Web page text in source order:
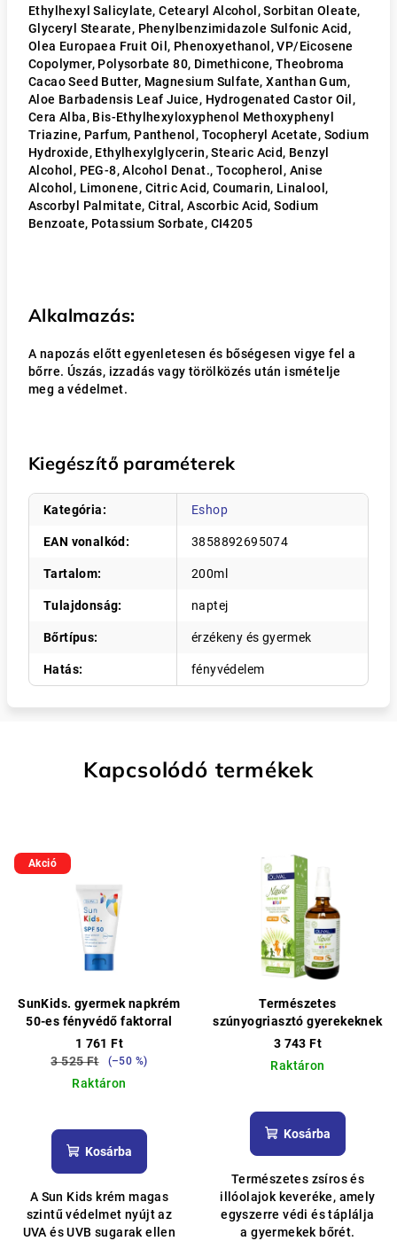
Ethylhexyl Salicylate, Cetearyl Alcohol, Sorbitan Oleate,
Glyceryl Stearate, Phenylbenzimidazole Sulfonic Acid,
Olea Europaea Fruit Oil, Phenoxyethanol, VP/Eicosene
Copolymer, Polysorbate 80, Dimethicone, Theobroma
Cacao Seed Butter, Magnesium Sulfate, Xanthan Gum,
Aloe Barbadensis Leaf Juice, Hydrogenated Castor Oil,
Cera Alba, Bis-Ethylhexyloxyphenol Methoxyphenyl
Triazine, Parfum, Panthenol, Tocopheryl Acetate, Sodium
Hydroxide, Ethylhexylglycerin, Stearic Acid, Benzyl
Alcohol, PEG-8, Alcohol Denat., Tocopherol, Anise
Alcohol, Limonene, Citric Acid, Coumarin, Linalool,
Ascorbyl Palmitate, Citral, Ascorbic Acid, Sodium
Benzoate, Potassium Sorbate, CI4205
Alkalmazás:
A napozás előtt egyenletesen és bőségesen vigye fel a
bőrre. Úszás, izzadás vagy törölközés után ismételje
meg a védelmet.
Kiegészítő paraméterek
Kategória: Eshop
EAN vonalkód : 3858892695074
Tartalom: 200ml
Tulajdonság: naptej
Bőrtípus: érzékeny és gyermek
Hatás: fényvédelem
Kapcsolódó termékek
Akció
SunKids. gyermek napkrém
50-es fényvédő faktorral
1 761 Ft
3 525 Ft
(–50 %)
Raktáron
Kosárba
A Sun Kids krém magas
szintű védelmet nyújt az
UVA és UVB sugarak ellen
Természetes
szúnyogriasztó gyerekeknek
3 743 Ft
Raktáron
termék
átlagos
értékelése
ből
5,0
csillag.
Kosárba
Természetes zsíros és
illóolajok keveréke, amely
egyszerre védi és táplálja
a gyermekek bőrét.